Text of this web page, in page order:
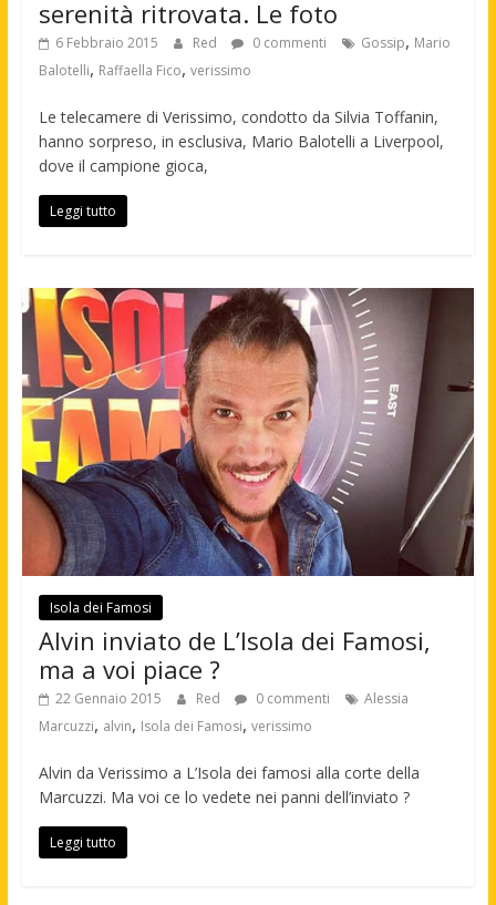
serenità ritrovata. Le foto
6 Febbraio 2015 Red 0 commenti Gossip, Mario
Balotelli, Raffaella Fico, verissimo
Le telecamere di Verissimo, condotto da Silvia Toffanin,
hanno sorpreso, in esclusiva, Mario Balotelli a Liverpool,
dove il campione gioca,
Leggi tutto
Isola dei Famosi
Alvin inviato de L’Isola dei Famosi,
ma a voi piace ?
22 Gennaio 2015 Red 0 commenti
Alessia
Marcuzzi, alvin, Isola dei Famosi, verissimo
Alvin da Verissimo a L’Isola dei famosi alla corte della
Marcuzzi. Ma voi ce lo vedete nei panni dell’inviato ?
Leggi tutto